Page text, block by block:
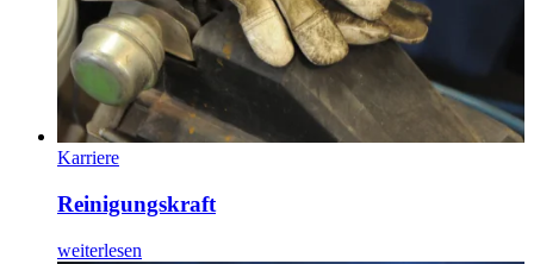
Karriere
Reinigungskraft
weiterlesen